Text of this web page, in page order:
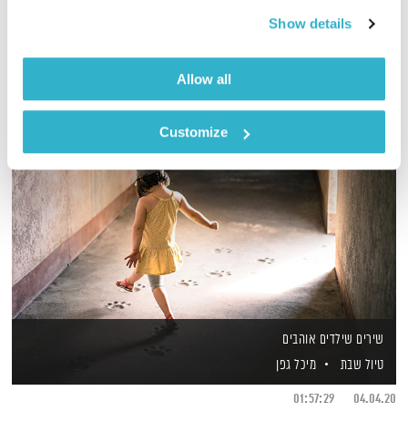
Show details
Allow all
Customize
אודיו
שירים שילדים אוהבים
טיול שבת
מיכל גפן
04.04.20
01:57:29